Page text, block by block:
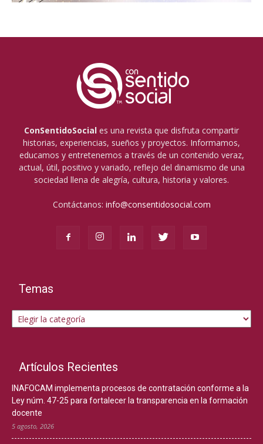
ConSentidoSocial es una revista que disfruta compartir
historias, experiencias, sueños y proyectos. Informamos,
educamos y entretenemos a través de un contenido veraz,
actual, útil, positivo y variado, reflejo del dinamismo de una
sociedad llena de alegría, cultura, historia y valores.
Contáctanos: info@consentidosocial.com
Temas
Temas
Artículos Recientes
INAFOCAM implementa procesos de contratación conforme a la
Ley núm. 47-25 para fortalecer la transparencia en la formación
docente
5 agosto, 2026